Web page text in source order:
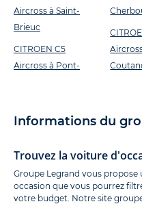
Aircross à Saint-
Brieuc
CITROEN C5
Aircross à Pont-
Informations du
Trouvez la voiture
Groupe Legrand vous propose
occasion que vous pourrez
votre budget. Notre site